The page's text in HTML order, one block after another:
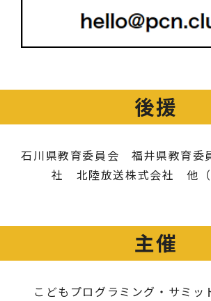
後援
石川県教育委員会 福井県教育
社 北陸放送株式会社 他（
主催
こどもプログラミング・サミッ